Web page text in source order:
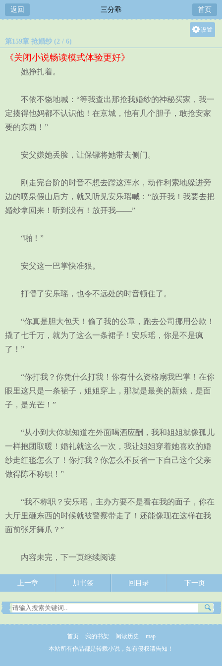
返回 三分乖 首页
设置
第159章 抢婚纱 (2 / 6)
《关闭小说畅读模式体验更好》
她挣扎着。
不依不饶地喊：“等我查出那抢我婚纱的神秘买家，我一
定揍得他妈都不认识他！在京城，他有几个胆子，敢抢安家
要的东西！”
安父嫌她丢脸，让保镖将她带去侧门。
刚走完台阶的时音不想去蹚这浑水，动作利索地躲进旁
边的喷泉假山后方，就又听见安乐瑶喊：“放开我！我要去把
婚纱拿回来！听到没有！放开我——”
“啪！”
安父这一巴掌快准狠。
打懵了安乐瑶，也令不远处的时音顿住了。
“你真是胆大包天！偷了我的公章，跑去公司挪用公款！
撬了七千万，就为了这么一条裙子！安乐瑶，你是不是疯
了！”
“你打我？你凭什么打我！你有什么资格扇我巴掌！在你
眼里这只是一条裙子，姐姐穿上，那就是最美的新娘，是面
子，是光芒！”
“从小到大你就知道在外面喝酒应酬，我和姐姐就像孤儿
一样抱团取暖！婚礼就这么一次，我让姐姐穿着她喜欢的婚
纱走红毯怎么了！你打我？你怎么不反省一下自己这个父亲
做得陈不称职！”
“我不称职？安乐瑶，主办方要不是看在我的面子，你在
大厅里砸东西的时候就被警察带走了！还能像现在这样在我
面前张牙舞爪？”
内容未完，下一页继续阅读
上一章 加书签 回目录 下一页
首页 我的书架 阅读历史
map
本站所有作品都是转载小说，如有侵权请告知！